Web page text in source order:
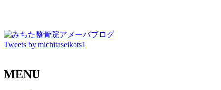
Tweets by michitaseikots1
MENU